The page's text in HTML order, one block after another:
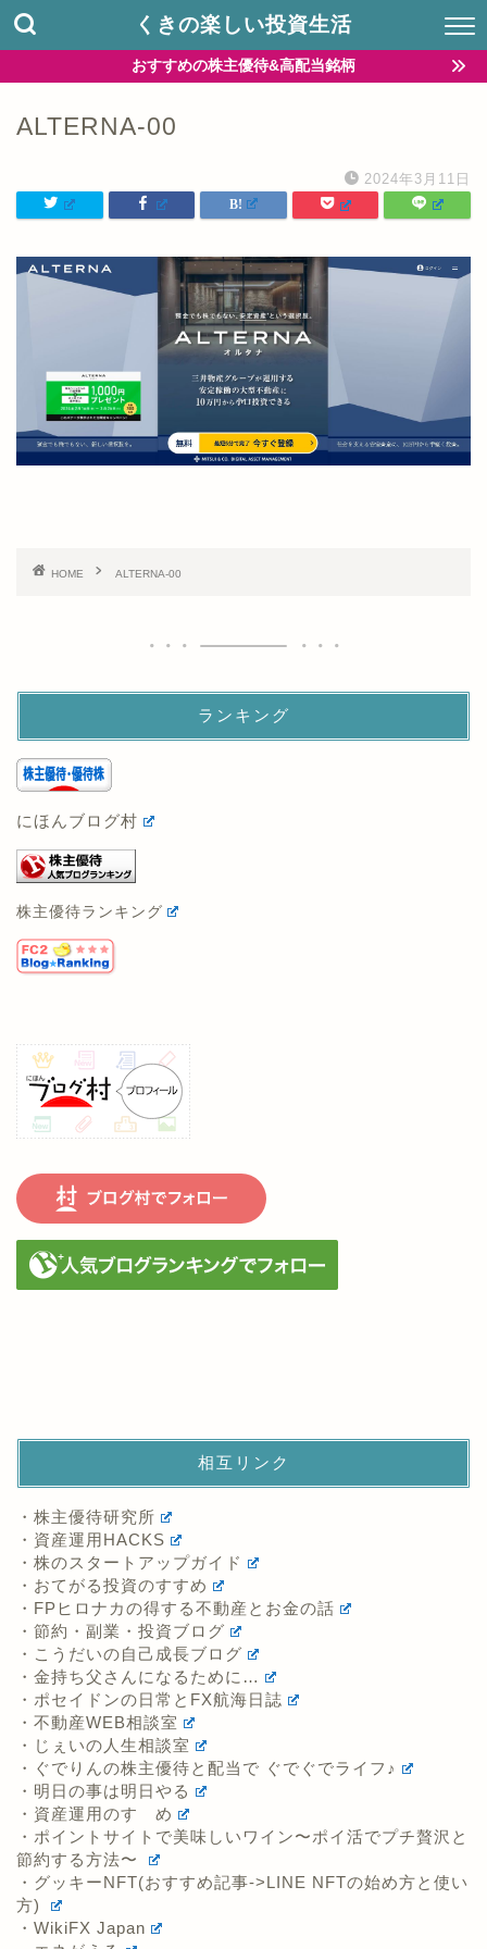
くきの楽しい投資生活
おすすめの株主優待&高配当銘柄
ALTERNA-00
2024年3月11日
HOME ALTERNA-00
ランキング
にほんブログ村
株主優待ランキング
相互リンク
・株主優待研究所
・資産運用HACKS
・株のスタートアップガイド
・おてがる投資のすすめ
・FPヒロナカの得する不動産とお金の話
・節約・副業・投資ブログ
・こうだいの自己成長ブログ
・金持ち父さんになるために…
・ポセイドンの日常とFX航海日誌
・不動産WEB相談室
・じぇいの人生相談室
・ぐでりんの株主優待と配当で ぐでぐでライフ♪
・明日の事は明日やる
・資産運用のすゝめ
・ポイントサイトで美味しいワイン〜ポイ活でプチ贅沢と
節約する方法〜
・グッキーNFT(おすすめ記事->LINE NFTの始め方と使い
方)
・WikiFX Japan